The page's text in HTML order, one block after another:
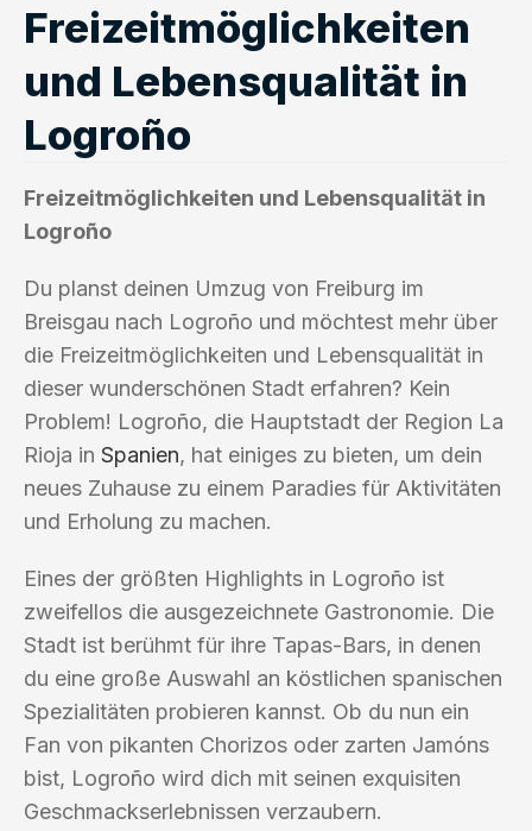
Freizeitmöglichkeiten
und Lebensqualität in
Logroño
Freizeitmöglichkeiten und Lebensqualität in
Logroño
Du planst deinen Umzug von Freiburg im
Breisgau nach Logroño und möchtest mehr über
die Freizeitmöglichkeiten und Lebensqualität in
dieser wunderschönen Stadt erfahren? Kein
Problem! Logroño, die Hauptstadt der Region La
Rioja in Spanien, hat einiges zu bieten, um dein
neues Zuhause zu einem Paradies für Aktivitäten
und Erholung zu machen.
Eines der größten Highlights in Logroño ist
zweifellos die ausgezeichnete Gastronomie. Die
Stadt ist berühmt für ihre Tapas-Bars, in denen
du eine große Auswahl an köstlichen spanischen
Spezialitäten probieren kannst. Ob du nun ein
Fan von pikanten Chorizos oder zarten Jamóns
bist, Logroño wird dich mit seinen exquisiten
Geschmackserlebnissen verzaubern.